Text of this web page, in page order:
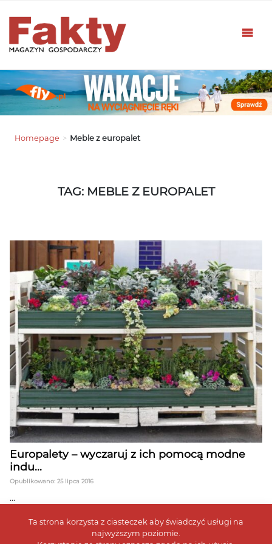
Homepage > Meble z europalet
TAG: MEBLE Z EUROPALET
Europalety – wyczaruj z ich pomocą modne
indu...
Opublikowano: 25 lipca 2016
...
Ta strona korzysta z ciasteczek aby świadczyć usługi na
najwyższym poziomie.